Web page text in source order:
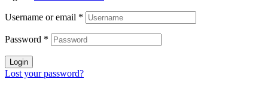
Username or email *
Password *
Login
Lost your password?